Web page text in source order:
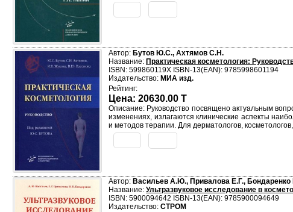
Автор: Бутов Ю.С., Ахтямов С.Н.
Название: Практическая косметология:
ISBN: 599860119X ISBN-13(EAN): 9785998601194
Издательство: МИА изд.
Рейтинг:
Цена: 20630.00 T
Описание: Руководство посвящено актуальным
изменениях, излагаются клинические аспекты
и методов терапии. Для дерматологов,
Автор: Васильев А.Ю., Привалова Е.Г.,
Название: Ультразвуковое исследование в
ISBN: 5900094642 ISBN-13(EAN): 9785900094649
Издательство: СТРОМ